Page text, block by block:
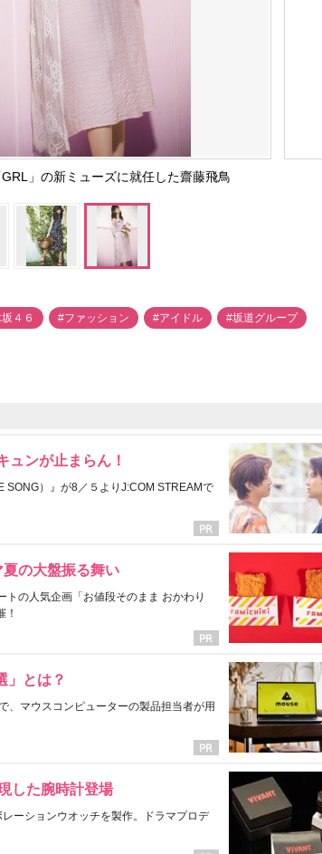
」の新ミューズに就任した齋藤飛鳥
４６ #ファッション #アイドル #坂道グループ
ュンが止まらん！
SONG）』が8／５よりJ:COM STREAMで
の大盤振る舞い
の人気企画「お値段そのまま おかわり
！
」とは？
、マウスコンピューターの製品担当者が用
した腕時計登場
ーションウオッチを製作。ドラマプロデ